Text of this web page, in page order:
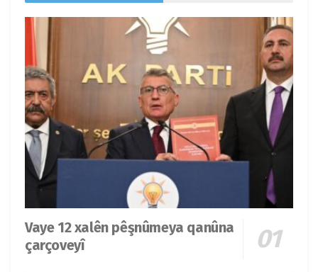
Vaye 12 xalên pêşnûmeya qanûna
çarçoveyî